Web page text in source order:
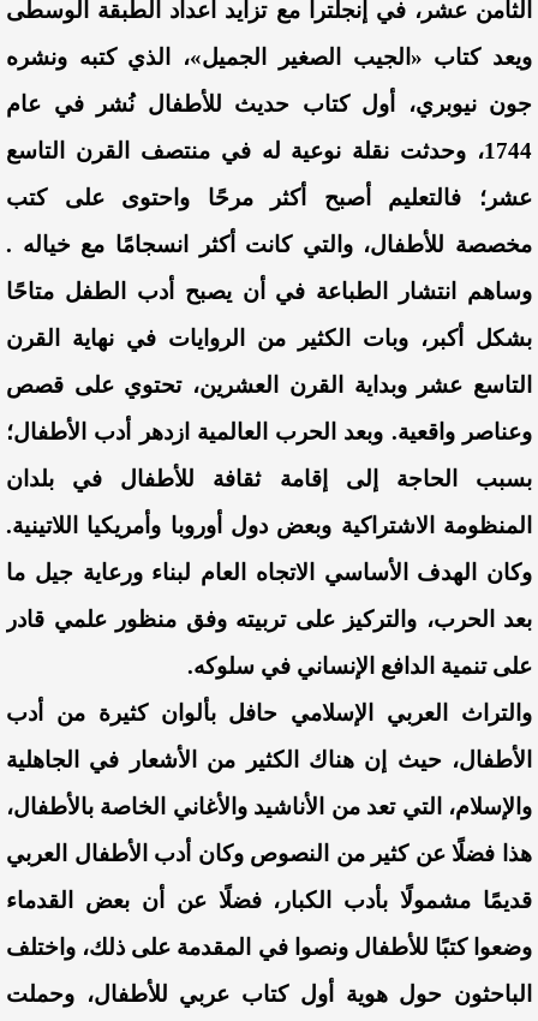
الثامن عشر، في إنجلترا مع تزايد أعداد الطبقة الوسطى
ويعد كتاب «الجيب الصغير الجميل»، الذي كتبه ونشره
جون نيوبري، أول كتاب حديث للأطفال نُشر في عام
1744، وحدثت نقلة نوعية له في منتصف القرن التاسع
عشر؛ فالتعليم أصبح أكثر مرحًا واحتوى على كتب
مخصصة للأطفال، والتي كانت أكثر انسجامًا مع خياله .
وساهم انتشار الطباعة في أن يصبح أدب الطفل متاحًا
بشكل أكبر، وبات الكثير من الروايات في نهاية القرن
التاسع عشر وبداية القرن العشرين، تحتوي على قصص
وعناصر واقعية. وبعد الحرب العالمية ازدهر أدب الأطفال؛
بسبب الحاجة إلى إقامة ثقافة للأطفال في بلدان
المنظومة الاشتراكية وبعض دول أوروبا وأمريكيا اللاتينية.
وكان الهدف الأساسي الاتجاه العام لبناء ورعاية جيل ما
بعد الحرب، والتركيز على تربيته وفق منظور علمي قادر
على تنمية الدافع الإنساني في سلوكه.
والتراث العربي الإسلامي حافل بألوان كثيرة من أدب
الأطفال، حيث إن هناك الكثير من الأشعار في الجاهلية
والإسلام، التي تعد من الأناشيد والأغاني الخاصة بالأطفال،
هذا فضلًا عن كثير من النصوصوكان أدب الأطفال العربي
قديمًا مشمولًا بأدب الكبار، فضلًا عن أن بعض القدماء
وضعوا كتبًا للأطفال ونصوا في المقدمة على ذلك، واختلف
الباحثون حول هوية أول كتاب عربي للأطفال، وحملت